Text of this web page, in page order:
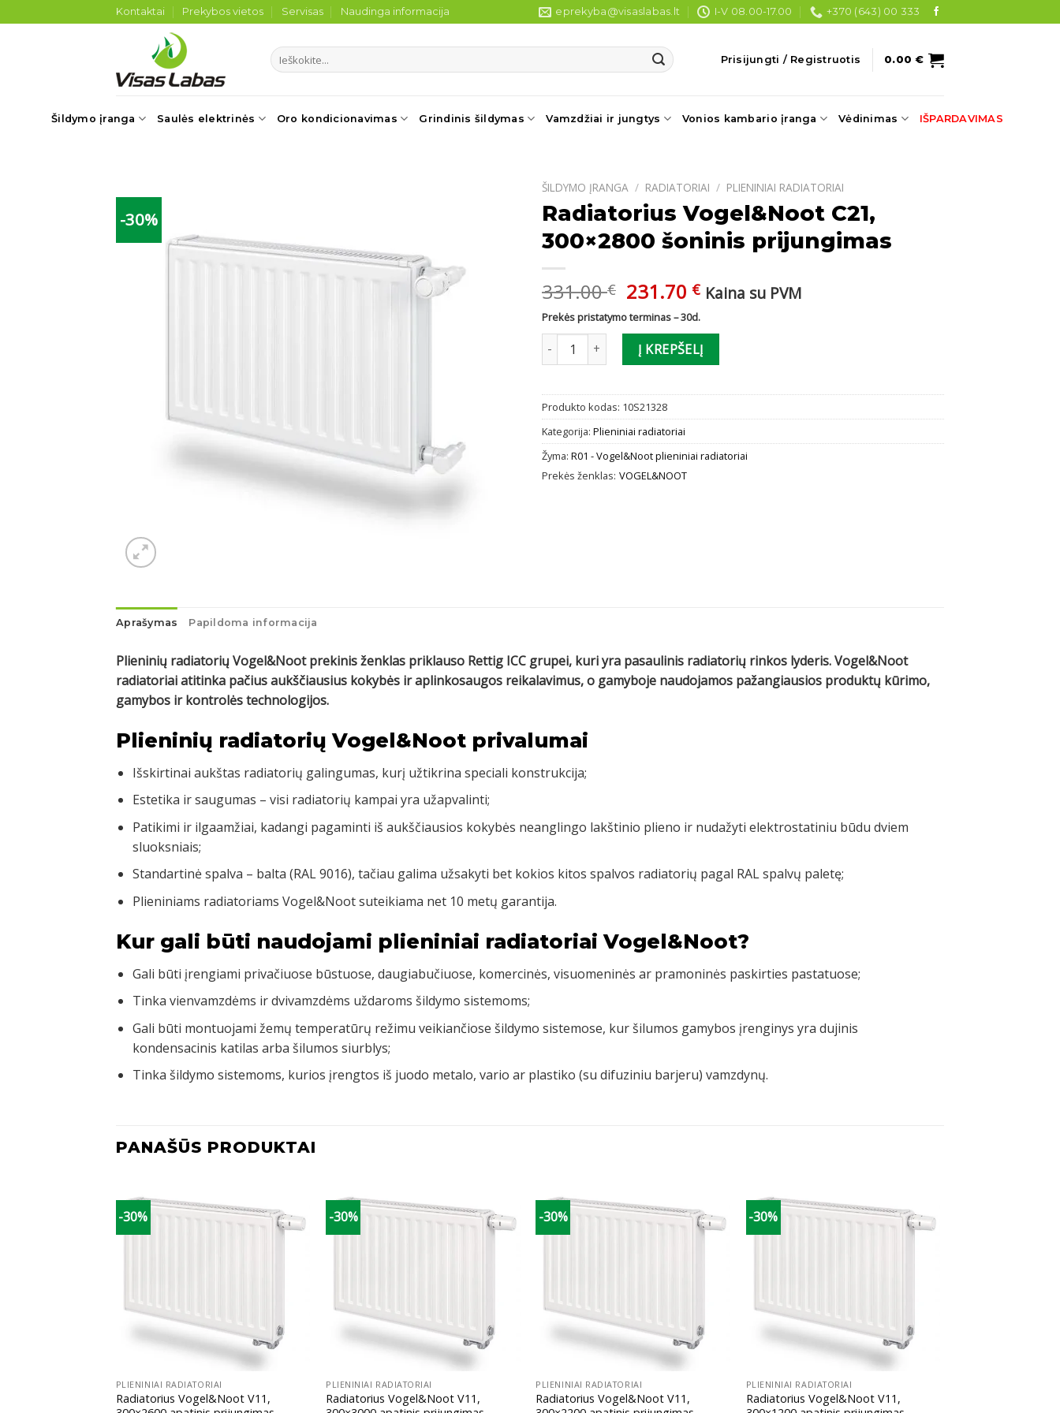
to
Kontaktai Prekybos vietos Servisas Naudinga informacija eprekyba@visaslabas.lt I-V 08.00-17.00 +370 (643) 00 333
Ieškoti: Prisijungti / Registruotis 0.00€
Šildymo įranga Saulės elektrinės Oro kondicionavimas Grindinis šildymas Vamzdžiai ir jungtys Vonios kambario įranga Vėdinimas IŠPARDAVIMAS
-30%
ŠILDYMO ĮRANGA / RADIATORIAI / PLIENINIAI RADIATORIAI
Radiatorius Vogel&Noot C21,
300×2800 šoninis prijungimas
331.00€ Original
price
was:
331.00 €.
231.70 €Current
is:
231.70 €.
Kaina su PVM
Prekės pristatymo terminas – 30d.
produkto kiekis: Radiatorius Vogel&Noot C21, 300x2800 šoninis prijungimas
Į KREPŠELĮ
Produkto kodas: 10S21328
Kategorija: Plieniniai radiatoriai
Žyma: R01 - Vogel&Noot plieniniai radiatoriai
Prekės ženklas: VOGEL&NOOT
Aprašymas Papildoma informacija
Plieninių radiatorių Vogel&Noot prekinis ženklas priklauso Rettig ICC grupei, kuri yra pasaulinis radiatorių rinkos lyderis. Vogel&Noot
radiatoriai atitinka pačius aukščiausius kokybės ir aplinkosaugos reikalavimus, o gamyboje naudojamos pažangiausios produktų kūrimo,
gamybos ir kontrolės technologijos.
Plieninių radiatorių Vogel&Noot privalumai
Išskirtinai aukštas radiatorių galingumas, kurį užtikrina speciali konstrukcija;
Estetika ir saugumas – visi radiatorių kampai yra užapvalinti;
Patikimi ir ilgaamžiai, kadangi pagaminti iš aukščiausios kokybės neanglingo lakštinio plieno ir nudažyti elektrostatiniu būdu dviem
sluoksniais;
Standartinė spalva – balta (RAL 9016), tačiau galima užsakyti bet kokios kitos spalvos radiatorių pagal RAL spalvų paletę;
Plieniniams radiatoriams Vogel&Noot suteikiama net 10 metų garantija.
Kur gali būti naudojami plieniniai radiatoriai Vogel&Noot?
Gali būti įrengiami privačiuose būstuose, daugiabučiuose, komercinės, visuomeninės ar pramoninės paskirties pastatuose;
Tinka vienvamzdėms ir dvivamzdėms uždaroms šildymo sistemoms;
Gali būti montuojami žemų temperatūrų režimu veikiančiose šildymo sistemose, kur šilumos gamybos įrenginys yra dujinis
kondensacinis katilas arba šilumos siurblys;
Tinka šildymo sistemoms, kurios įrengtos iš juodo metalo, vario ar plastiko (su difuziniu barjeru) vamzdynų.
PANAŠŪS PRODUKTAI
-30%
PLIENINIAI RADIATORIAI
Radiatorius Vogel&Noot V11,
-30%
PLIENINIAI RADIATORIAI
Radiatorius Vogel&Noot V11,
-30%
PLIENINIAI RADIATORIAI
Radiatorius Vogel&Noot V11,
-30%
PLIENINIAI RADIATORIAI
Radiatorius Vogel&Noot V11,